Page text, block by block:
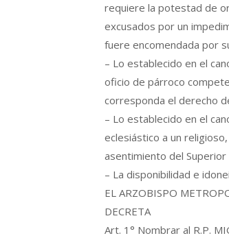
requiere la potestad de
excusados por un
fuere encomendada por
– Lo establecido en el
oficio de párroco
corresponda el derecho
– Lo establecido en el
eclesiástico a un
asentimiento del Superior
– La disponibilidad e
EL ARZOBISPO
DECRETA
Art. 1° Nombrar al R.P.